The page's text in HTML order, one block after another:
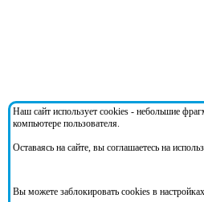
Наш сайт использует cookies - небольшие
компьютере пользователя.
Оставаясь на сайте, вы соглашаетесь на
Вы можете заблокировать cookies в